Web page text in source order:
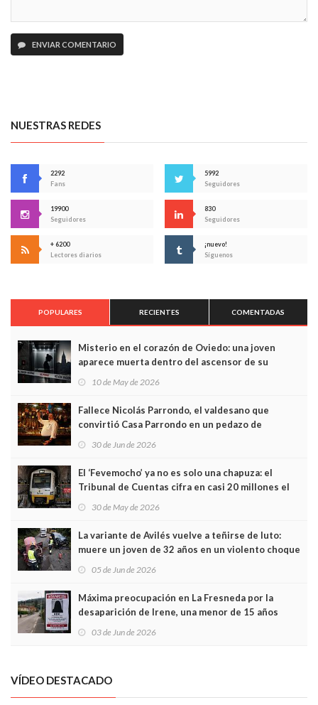
ENVIAR COMENTARIO
NUESTRAS REDES
2292
Fans
5992
Seguidores
19900
Seguidores
830
Seguidores
+ 6200
Lectores diarios
¡nuevo!
Síguenos
POPULARES RECIENTES COMENTADAS
Misterio en el corazón de Oviedo: una joven
aparece muerta dentro del ascensor de su
edificio y las cámaras captan sus últimos minutos
10 de May de 2026
Fallece Nicolás Parrondo, el valdesano que
convirtió Casa Parrondo en un pedazo de
Asturias en Madrid
30 de Jun de 2026
El ‘Fevemocho’ ya no es solo una chapuza: el
Tribunal de Cuentas cifra en casi 20 millones el
sobrecoste de los trenes que no cabían por los
30 de May de 2026
La variante de Avilés vuelve a teñirse de luto:
muere un joven de 32 años en un violento choque
frontal
05 de Jun de 2026
Máxima preocupación en La Fresneda por la
desaparición de Irene, una menor de 15 años
03 de Jun de 2026
VÍDEO DESTACADO